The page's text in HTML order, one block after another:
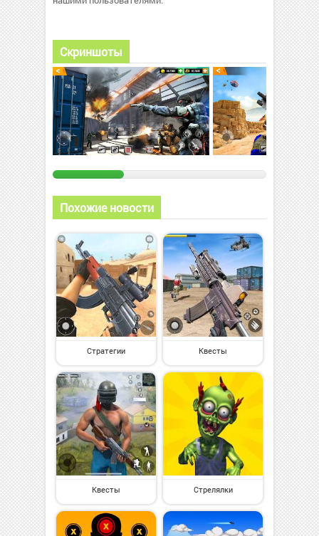
Скриншоты
Похожие новости
Стратегии Квесты
Квесты Стрелялки